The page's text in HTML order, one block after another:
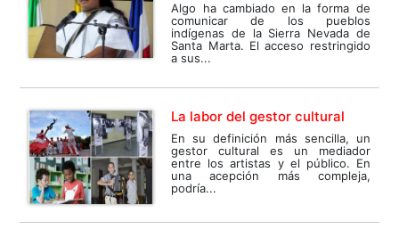
Algo ha cambiado en la forma de
comunicar de los pueblos
indígenas de la Sierra Nevada de
Santa Marta. El acceso restringido
a sus...
La labor del gestor cultural
En su definición más sencilla, un
gestor cultural es un mediador
entre los artistas y el público. En
una acepción más compleja,
podría...